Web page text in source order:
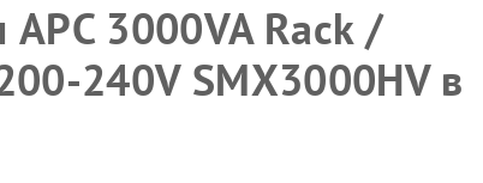
3000VA Rack /
240V SMX3000HV в